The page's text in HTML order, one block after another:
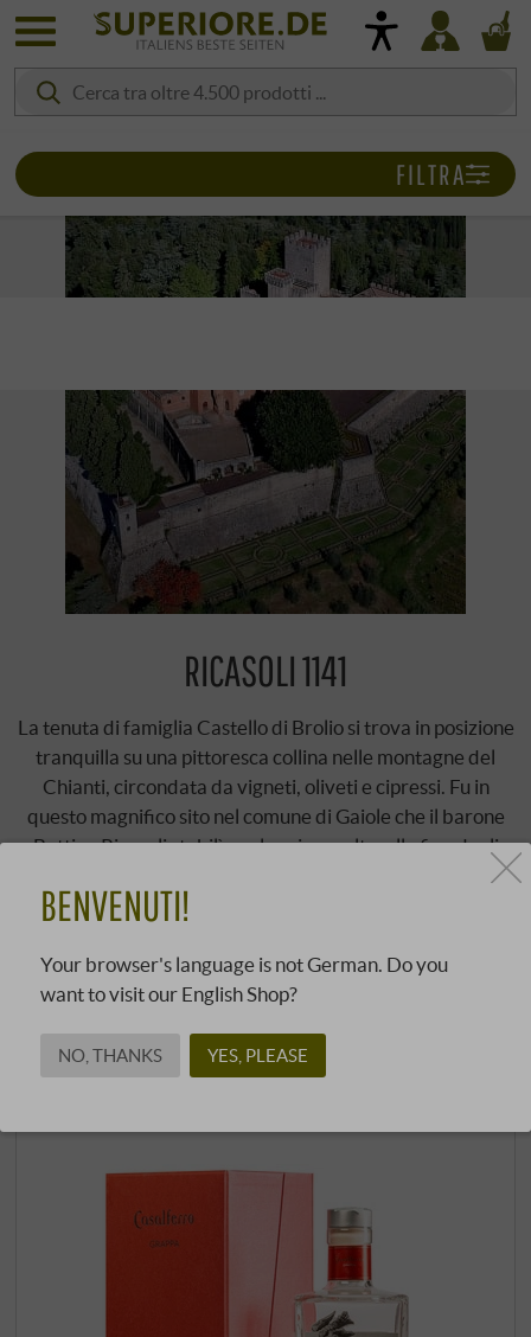
RICASOLI 1141
La tenuta di famiglia Castello di Brolio si trova in posizione
tranquilla su una pittoresca collina nelle montagne del
Chianti, circondata da vigneti, oliveti e cipressi. Fu in
questo magnifico sito nel comune di Gaiole che il barone
Bettino Ricasoli stabilì per la prima volta, alla fine degli
anni Sessanta del Novecento, quali varietà di uve potesse
contenere un Chianti. Ispirandosi alla filosofia enologica
SCOPRI DI PIÙ
FILTRA
BENVENUTI!
Your browser's language is not German. Do you
want to visit our English Shop?
NO, THANKS YES, PLEASE